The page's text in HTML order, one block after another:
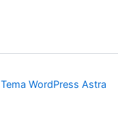
Tema WordPress Astra